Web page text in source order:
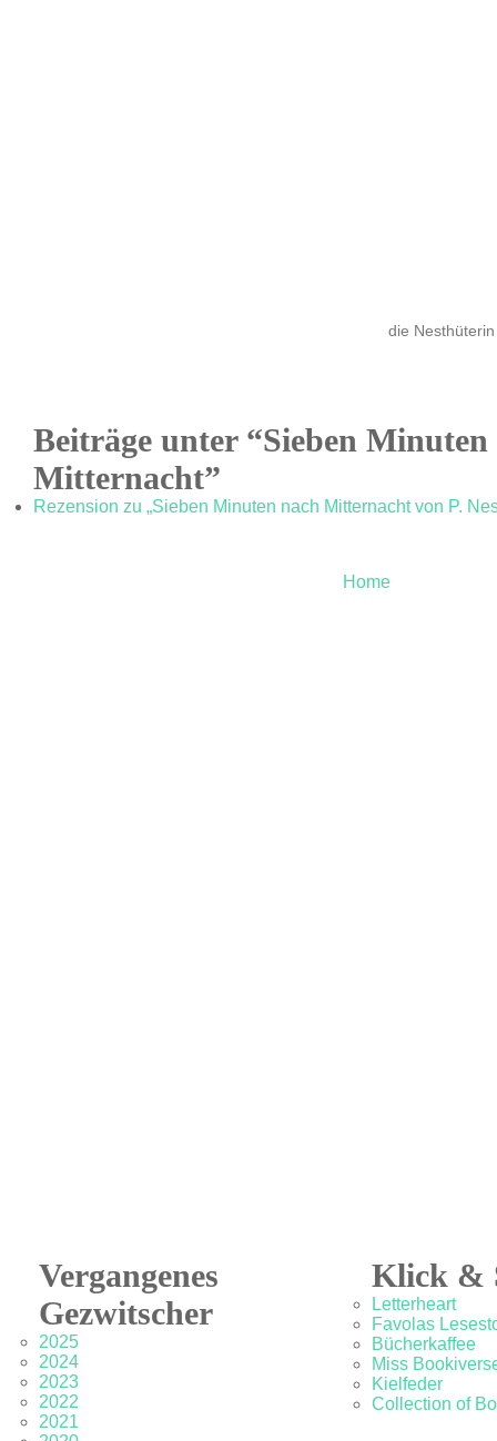
die Nesthüterin
Beiträge unter “Sieben Minuten
Mitternacht”
Rezension zu „Sieben Minuten nach Mitternacht von P.
Home
Vergangenes
Gezwitscher
2025
2024
2023
2022
2021
Klick &
Letterheart
Favolas
Bücherkaffee
Miss
Kielfeder
Collection of